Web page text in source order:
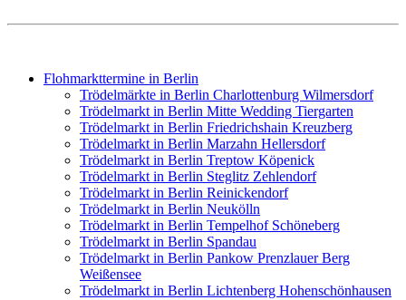
Flohmarkttermine in Berlin
Trödelmärkte in Berlin Charlottenburg Wilmersdorf
Trödelmarkt in Berlin Mitte Wedding Tiergarten
Trödelmarkt in Berlin Friedrichshain Kreuzberg
Trödelmarkt in Berlin Marzahn Hellersdorf
Trödelmarkt in Berlin Treptow Köpenick
Trödelmarkt in Berlin Steglitz Zehlendorf
Trödelmarkt in Berlin Reinickendorf
Trödelmarkt in Berlin Neukölln
Trödelmarkt in Berlin Tempelhof Schöneberg
Trödelmarkt in Berlin Spandau
Trödelmarkt in Berlin Pankow Prenzlauer Berg
Weißensee
Trödelmarkt in Berlin Lichtenberg Hohenschönhausen